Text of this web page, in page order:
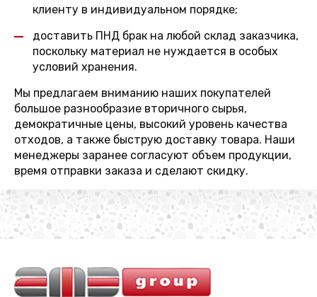
клиенту в индивидуальном порядке;
доставить ПНД брак на любой склад заказчика,
поскольку материал не нуждается в особых
условий хранения.
Мы предлагаем вниманию наших покупателей
большое разнообразие вторичного сырья,
демократичные цены, высокий уровень качества
отходов, а также быструю доставку товара. Наши
менеджеры заранее согласуют объем продукции,
время отправки заказа и сделают скидку.